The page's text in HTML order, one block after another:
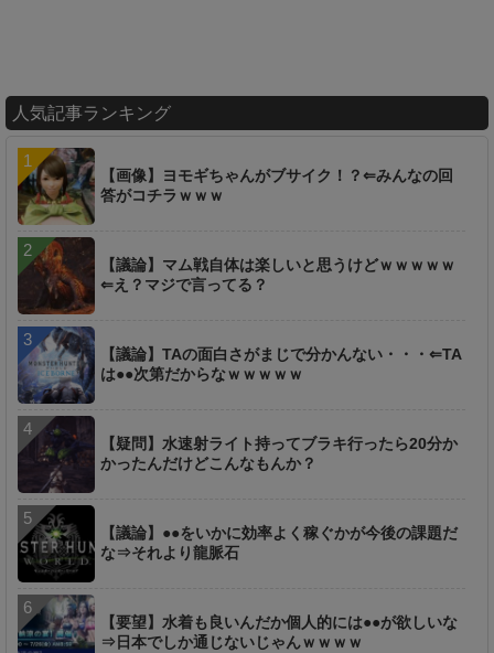
人気記事ランキング
【画像】ヨモギちゃんがブサイク！？⇐みんなの回
答がコチラｗｗｗ
【議論】マム戦自体は楽しいと思うけどｗｗｗｗｗ
⇐え？マジで言ってる？
【議論】TAの面白さがまじで分かんない・・・⇐TA
は●●次第だからなｗｗｗｗｗ
【疑問】水速射ライト持ってブラキ行ったら20分か
かったんだけどこんなもんか？
【議論】●●をいかに効率よく稼ぐかが今後の課題だ
な⇒それより龍脈石
【要望】水着も良いんだか個人的には●●が欲しいな
⇒日本でしか通じないじゃんｗｗｗｗ